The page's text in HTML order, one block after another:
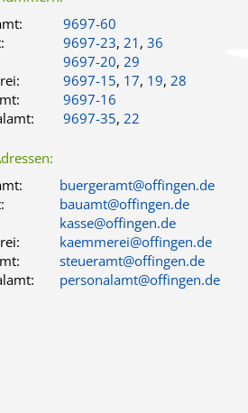
9697-60
9697-23, 21 , 36
9697-20, 29
9697-15, 17, 19, 28
9697-16
9697-35, 22
buergeramt@offingen.de
bauamt@offingen.de
kasse@offingen.de
kaemmerei@offingen.de
steueramt@offingen.de
personalamt@offingen.de